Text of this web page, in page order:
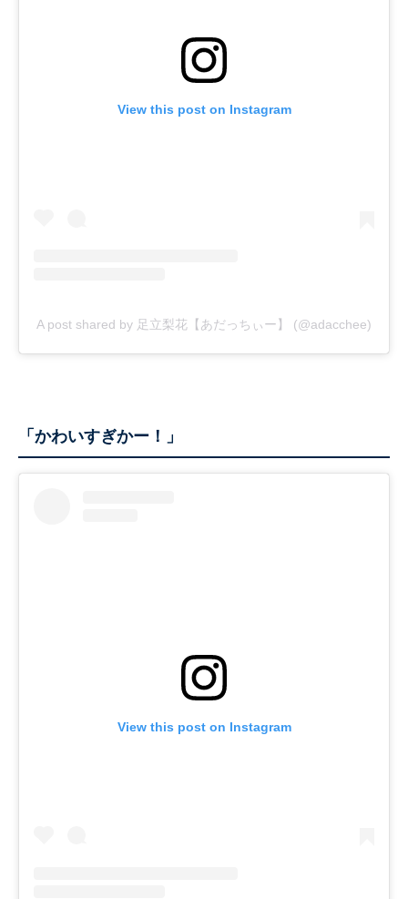
View this post on Instagram
A post shared by 足立梨花【あだっちぃー】 (@adacchee)
「かわいすぎかー！」
View this post on Instagram